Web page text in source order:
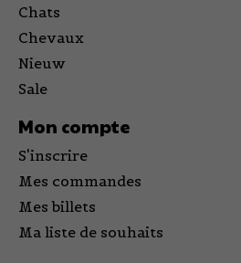
Chats
Chevaux
Nieuw
Sale
Mon compte
S'inscrire
Mes commandes
Mes billets
Ma liste de souhaits